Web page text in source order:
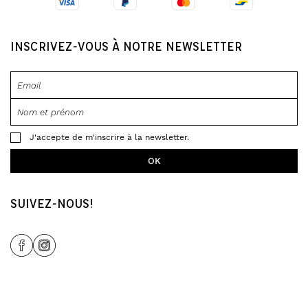
INSCRIVEZ-VOUS À NOTRE NEWSLETTER
J'accepte de m'inscrire à la newsletter.
SUIVEZ-NOUS!
Share Icon
Share Icon